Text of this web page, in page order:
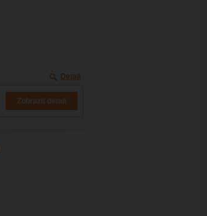
Detail
Zobrazit detail